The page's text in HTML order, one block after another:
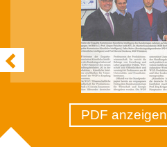
PDF anzeigen